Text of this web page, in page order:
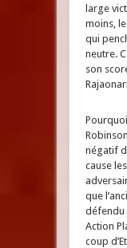
large
moins,
qui
neutre.
son
négatif
cause
que
défendu
Action
coup